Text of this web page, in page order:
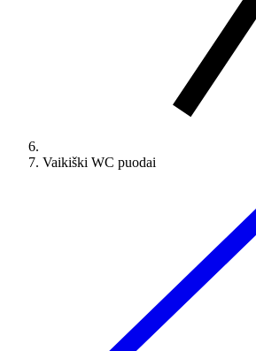
Vaikiški WC puodai